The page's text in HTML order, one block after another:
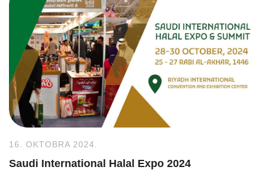
16. OKTOBRA 2024.
Saudi International Halal Expo 2024